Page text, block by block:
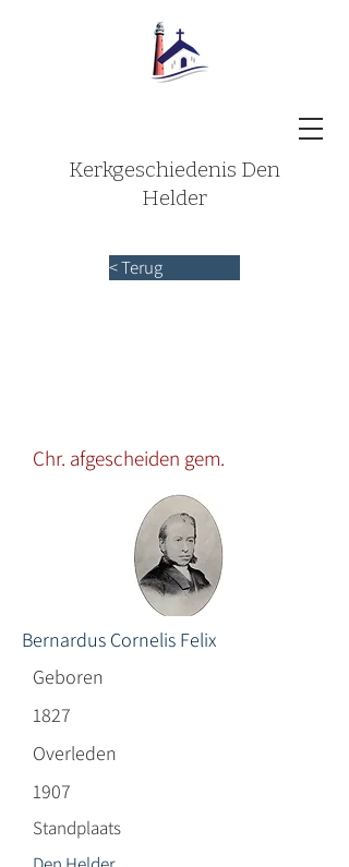
Kerkgeschiedenis Den
Helder
< Terug
Chr. afgescheiden gem.
Bernardus Cornelis Felix
Geboren
1827
Overleden
1907
Standplaats